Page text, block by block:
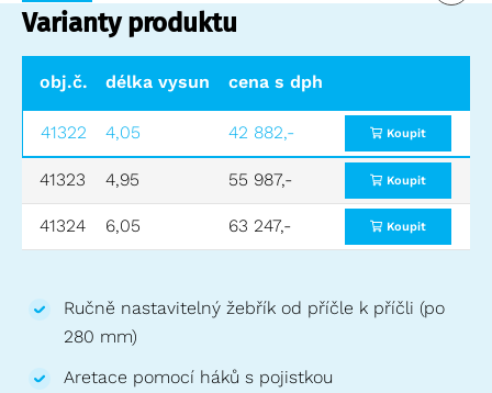
Varianty produktu
obj.č. délka vysunutého žebříku (m)
cena s dph
41322 4,05 2,40
42 882,- Koupit
41323 4,95 3,01
55 987,- Koupit
41324 6,05 3,57
63 247,- Koupit
Ručně nastavitelný žebřík od příčle k příčli (po
280 mm)
Aretace pomocí háků s pojistkou